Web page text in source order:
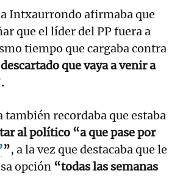
Intxaurrondo afirmaba que
que el líder del PP fuera a
tiempo que cargaba contra
que vaya a venir a
también recordaba que estaba
al político “a que pase por
”, a la vez que destacaba que le
opción “todas las semanas